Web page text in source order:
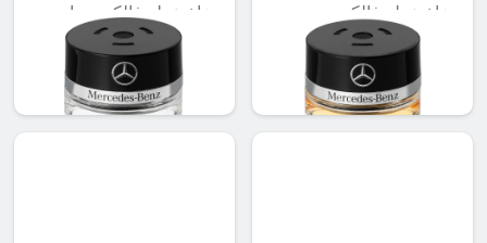
بخاخ عطر فالكون،
سبورتس مود
AED 548.10
بخاخ عطر فالكون، داون
تاون مود
AED 548.10